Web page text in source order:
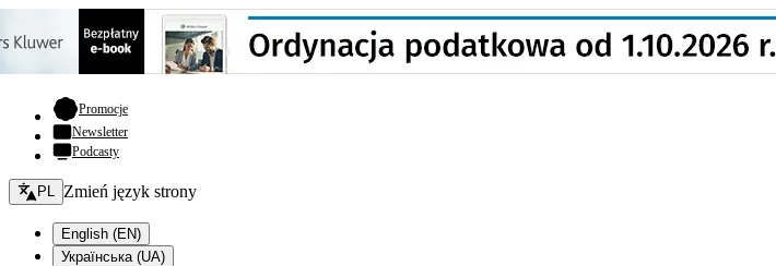
Promocje- otwiera się w nowej karcie
Newsletter
Podcasty
Zmień język - bieżący:
PL Zmień język strony
English (EN)
Українська (UA)